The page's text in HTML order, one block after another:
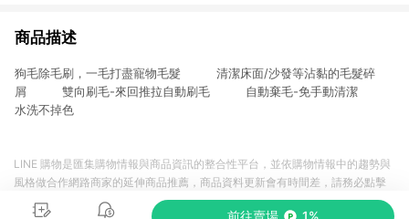
商品描述
狗毛除毛刷，一毛打盡寵物毛髮 清潔床面/沙發等沾黏的毛髮碎
屑 雙向刷毛-來回推拉自動刷毛 自動棄毛-免手動清潔
水洗不掉色
前往賣場 1%
LINE 購物是匯集購物情報與商品資訊的整合性平台，並依購物情報中的趨勢與
風格做合作網路商家的延伸商品推薦，商品資料更新會有時間差，請務必點擊
商品至各合作網路商家，確認現售價與購物條件，一切資訊以合作廠商網頁為